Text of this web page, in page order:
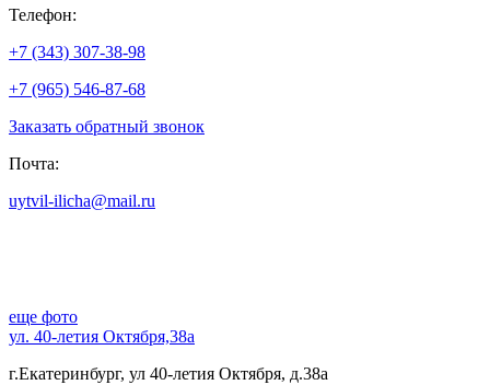
Телефон:
+7 (343) 307-38-98
+7 (965) 546-87-68
Заказать обратный звонок
Почта:
uytvil-ilicha@mail.ru
еще фото
ул. 40-летия Октября,38а
г.Екатеринбург, ул 40-летия Октября, д.38а